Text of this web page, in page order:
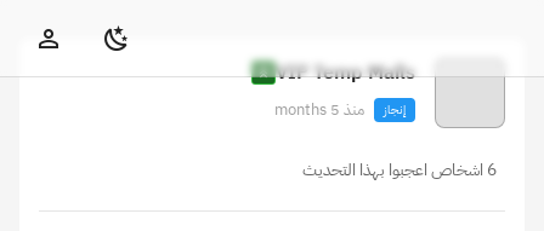
VIP Temp Mails
إنجاز منذ 5 months
6 اشخاص اعجبوا بهذا التحديث